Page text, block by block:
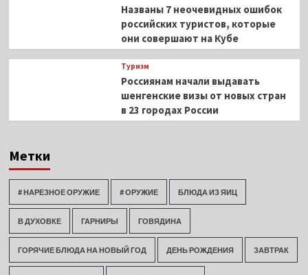
Названы 7 неочевидных ошибок
российских туристов, которые
они совершают на Кубе
Туризм
Россиянам начали выдавать
шенгенские визы от новых стран
в 23 городах России
Метки
# НАРЕЗНОЕ ОРУЖИЕ # ОРУЖИЕ БЛЮДА ИЗ ЯИЦ
В ДУХОВКЕ ГАРНИРЫ ГОВЯДИНА
ГОРЯЧИЕ БЛЮДА НА НОВЫЙ ГОД ДЕНЬ РОЖДЕНИЯ ЗАВТРАК